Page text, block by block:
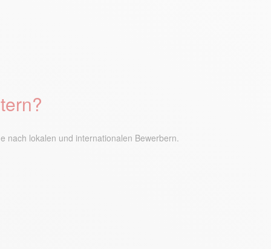
nach lokalen und internationalen Bewerbern.